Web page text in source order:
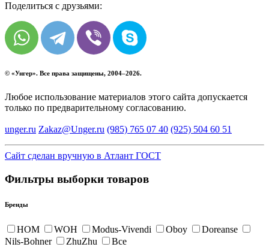
Поделиться с друзьями:
© «Унгер». Все права защищены, 2004–2026.
Любое использование материалов этого сайта допускается
только по предварительному согласованию.
unger.ru Zakaz@Unger.ru (985) 765 07 40 (925) 504 60 51
Сайт сделан вручную в Атлант ГОСТ
Фильтры выборки товаров
Бренды
HOM WOH Modus-Vivendi Oboy
Doreanse
Nils-Bohner
ZhuZhu Все